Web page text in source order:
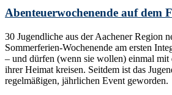
Abenteuerwochenende auf dem
30 Jugendliche aus der Aachener Region
Sommerferien-Wochenende am ersten
– und dürfen (wenn sie wollen) einmal mit
ihrer Heimat kreisen. Seitdem ist das
regelmäßigen, jährlichen Event geworden.